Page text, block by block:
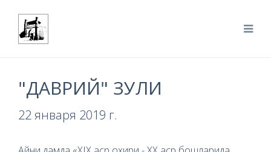
"ДАВРИЙ" ЗУЛИ
22 января 2019 г.